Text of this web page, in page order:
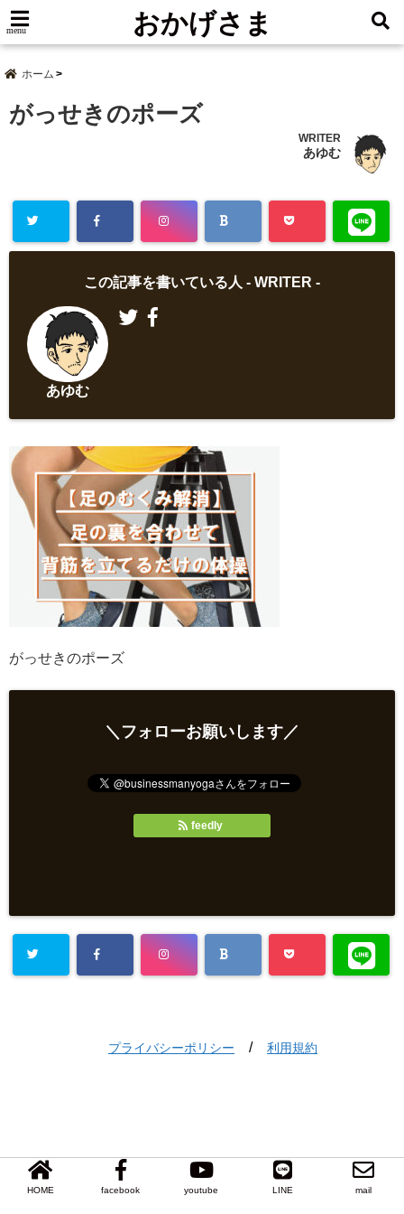
menu おかげさま
ホーム
がっせきのポーズ
WRITER
あゆむ
この記事を書いている人 - WRITER -
あゆむ
がっせきのポーズ
＼フォローお願いします／
feedly
プライバシーポリシー / 利用規約
HOME facebook youtube LINE mail
おかげさま